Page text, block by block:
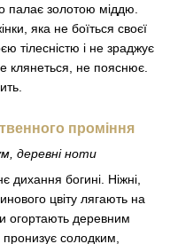
палає золотою міддю.
яка не боїться своєї
тілесністю і не зраджує
клянеться, не пояснює.
проміння
деревні ноти
богині. Ніжні,
цвіту лягають на
огортають деревним
солодким,